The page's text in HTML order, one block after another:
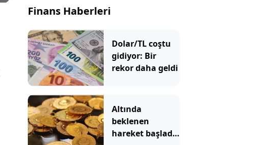
Finans Haberleri
Dolar/TL coştu
gidiyor: Bir
rekor daha geldi
Altında
beklenen
hareket başladı!